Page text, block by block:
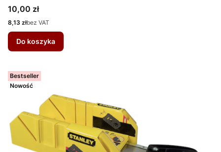
Cena
10,00 zł
Cena
8,13 złbez VAT
Do koszyka
Bestseller
Nowość